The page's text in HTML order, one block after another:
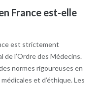
France est-elle
est strictement
de l’Ordre des Médecins.
normes rigoureuses en
et d’éthique. Les